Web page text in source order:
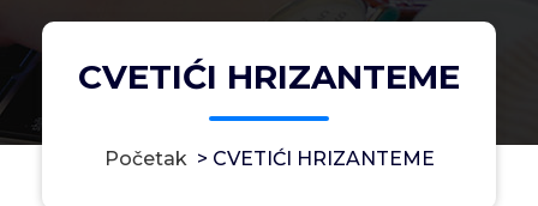
CVETIĆI HRIZANTEME
Početak> CVETIĆI HRIZANTEME